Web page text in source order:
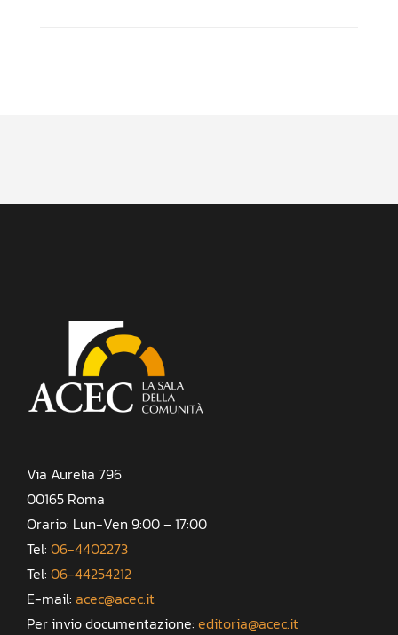
Via Aurelia 796
00165 Roma
Orario: Lun-Ven 9:00 – 17:00
Tel: 06-4402273
Tel: 06-44254212
E-mail: acec@acec.it
Per invio documentazione: editoria@acec.it